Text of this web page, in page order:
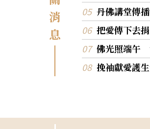
消
息
丹佛講堂傳
把愛傳下去
佛光照端午
挽袖獻愛護